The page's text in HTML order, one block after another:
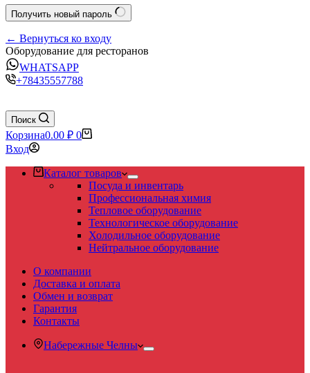
Получить новый пароль
← Вернуться ко входу
Оборудование для ресторанов
WHATSAPP
+78435557788
Поиск
Корзина0.00 ₽ 0
Вход
Каталог товаров
Посуда и инвентарь
Профессиональная химия
Тепловое оборудование
Технологическое оборудование
Холодильное оборудование
Нейтральное оборудование
О компании
Доставка и оплата
Обмен и возврат
Гарантия
Контакты
Набережные Челны